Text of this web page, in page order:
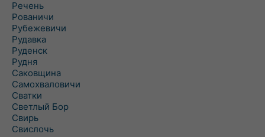
Речень
Рованичи
Рубежевичи
Рудавка
Руденск
Рудня
Саковщина
Самохваловичи
Сватки
Светлый Бор
Свирь
Свислочь